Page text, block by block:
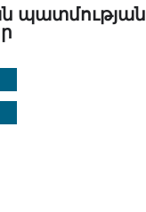
պատմության